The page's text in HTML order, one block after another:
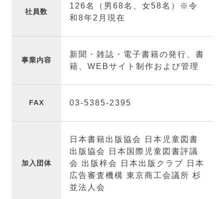
社員数
126名（男68名、女58名）※令
和8年2月現在
事業内容
新聞・雑誌・電子書籍の発行、書
籍、WEBサイト制作および管理
FAX 03-5385-2395
加入団体
日本書籍出版協会 日本児童図書
出版協会 日本国際児童図書評議
会 出版梓会 日本出版クラブ 日本
広告審査機構 東京商工会議所 杉
並法人会